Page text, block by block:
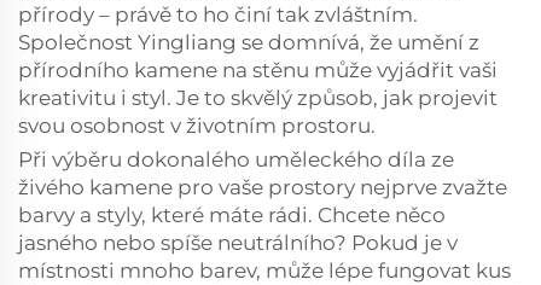
přírody – právě to ho činí tak zvláštním.
Společnost Yingliang se domnívá, že umění z
přírodního kamene na stěnu může vyjádřit vaši
kreativitu i styl. Je to skvělý způsob, jak projevit
svou osobnost v životním prostoru.
Při výběru dokonalého uměleckého díla ze
živého kamene pro vaše prostory nejprve zvažte
barvy a styly, které máte rádi. Chcete něco
jasného nebo spíše neutrálního? Pokud je v
místnosti mnoho barev, může lépe fungovat kus